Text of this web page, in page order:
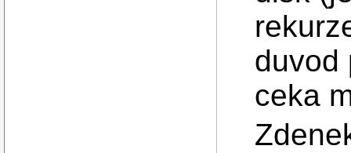
duvod
ceka